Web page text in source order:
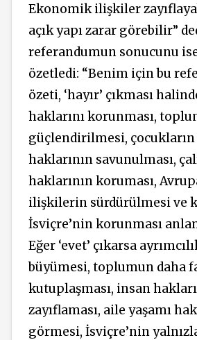
Ekonomik ilişkiler
açık yapı zarar görebilir”
referandumun sonucunu
özetledi: “Benim için bu
özeti, ‘hayır’ çıkması
haklarınıkorunması,
güçlendirilmesi,
haklarının savunulması,
haklarının koruması,
ilişkilerin sürdürülmesive
İsviçre’nin korunması
Eğer ‘evet’ çıkarsa
büyümesi, toplumun daha
kutuplaşması, insan
zayıflaması, aile yaşamı
görmesi, İsviçre’nin